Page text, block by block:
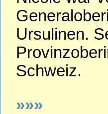
Ursulinen.
Schweiz.
»»»